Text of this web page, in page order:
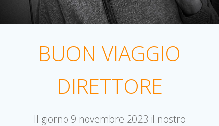
BUON VIAGGIO
DIRETTORE
Il giorno 9 novembre 2023 il nostro